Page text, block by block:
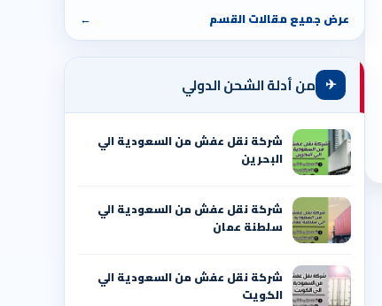
عرض جميع مقالات القسم ←
✈ من أدلة الشحن الدولي
شركة نقل عفش من السعودية الي
البحرين
شركة نقل عفش من السعودية الي
سلطنة عمان
شركة نقل عفش من السعودية الي
الكويت